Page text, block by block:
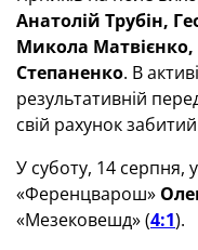
Анатолій Трубін,
Микола Матвієнко,
Степаненко. В
результативній
свій рахунок
У суботу, 14 серпня,
«Ференцварош»
«Мезековешд» (4:1).